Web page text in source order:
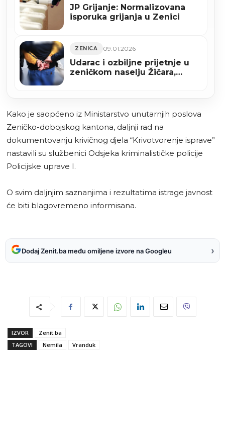
JP Grijanje: Normalizovana
isporuka grijanja u Zenici
ZENICA 09.01.2026
Udarac i ozbiljne prijetnje u
zeničkom naselju Žičara,
Kako je saopćeno iz Ministarstvo unutarnjih poslova
Zeničko-dobojskog kantona, daljnji rad na
dokumentovanju krivičnog djela “Krivotvorenje isprave”
nastavili su službenici Odsjeka kriminalističke policije
Policijske uprave I.
O svim daljnjim saznanjima i rezultatima istrage javnost
će biti blagovremeno informisana.
Dodaj Zenit.ba među omiljene izvore na Googleu ›
IZVOR
Zenit.ba
TAGOVI
Nemila Vranduk